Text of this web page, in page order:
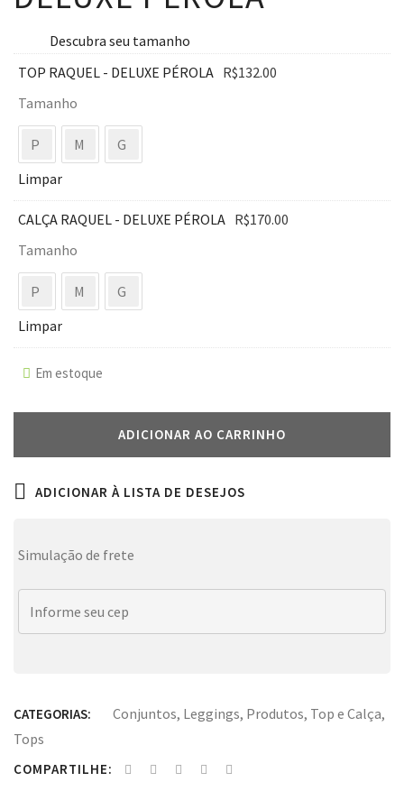
Descubra seu tamanho
TOP RAQUEL - DELUXE PÉROLA R$132.00
Tamanho
P M
G
Limpar
CALÇA RAQUEL - DELUXE PÉROLA R$170.00
Tamanho
P M
G
Limpar
Em estoque
ADICIONAR AO CARRINHO
ADICIONAR À LISTA DE DESEJOS
Simulação de frete
CATEGORIAS: Conjuntos, Leggings, Produtos, Top e Calça,
Tops
COMPARTILHE: